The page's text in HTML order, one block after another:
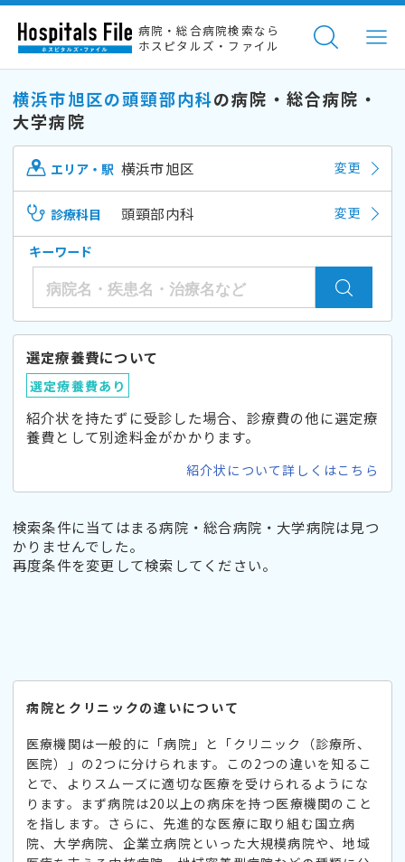
病院・総合病院検索なら
ホスピタルズ・ファイル
横浜市旭区の頭頸部内科の病院・総合病院・
大学病院
エリア・駅 横浜市旭区 変更
診療科目 頭頸部内科 変更
キーワード
選定療養費について
選定療養費あり
紹介状を持たずに受診した場合、診療費の他に選定療
養費として別途料金がかかります。
紹介状について詳しくはこちら
検索条件に当てはまる病院・総合病院・大学病院は見つ
かりませんでした。
再度条件を変更して検索してください。
病院とクリニックの違いについて
医療機関は一般的に「病院」と「クリニック（診療所、
医院）」の2つに分けられます。この2つの違いを知るこ
とで、よりスムーズに適切な医療を受けられるようにな
ります。まず病院は20以上の病床を持つ医療機関のこと
を指します。さらに、先進的な医療に取り組む国立病
院、大学病院、企業立病院といった大規模病院や、地域